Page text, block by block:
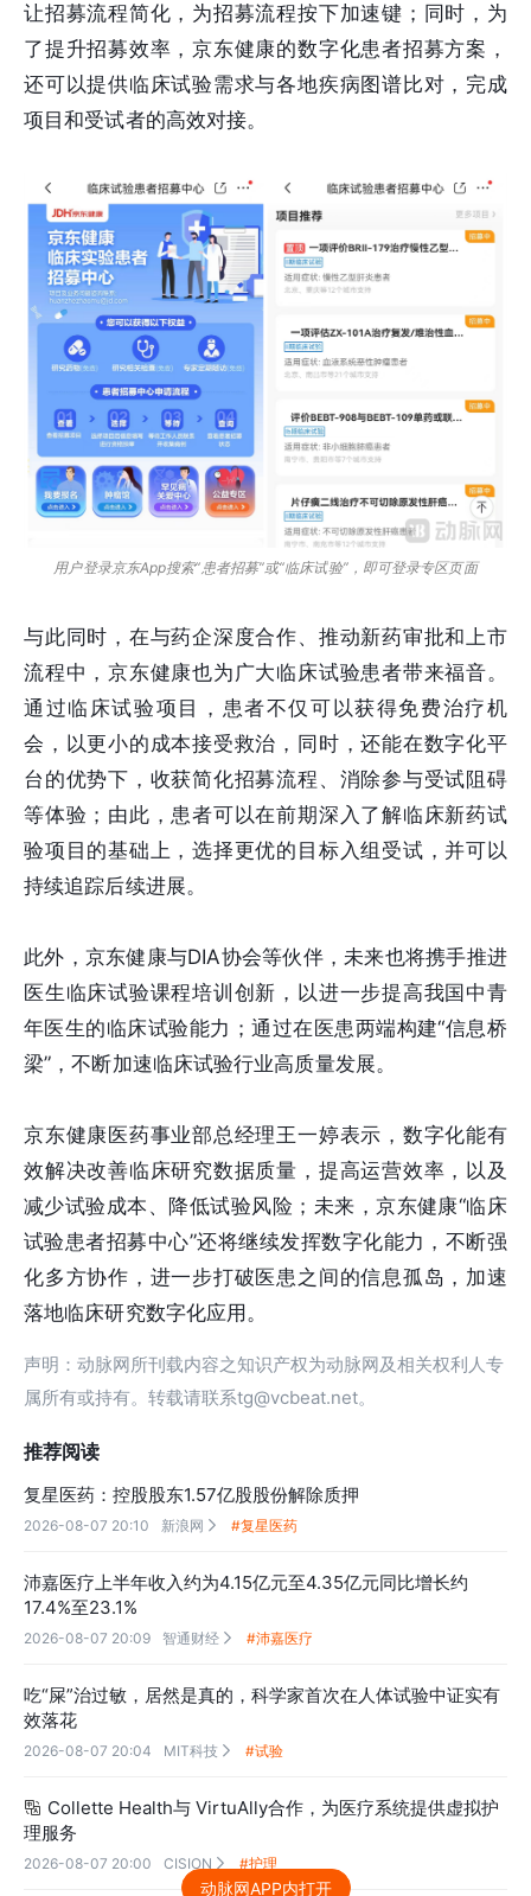
让招募流程简化，为招募流程按下加速键；同时，为
了提升招募效率，京东健康的数字化患者招募方案，
还可以提供临床试验需求与各地疾病图谱比对，完成
项目和受试者的高效对接。
用户登录京东App搜索“患者招募”或“临床试验”，即可登录专区页面
与此同时，在与药企深度合作、推动新药审批和上市
流程中，京东健康也为广大临床试验患者带来福音。
通过临床试验项目，患者不仅可以获得免费治疗机
会，以更小的成本接受救治，同时，还能在数字化平
台的优势下，收获简化招募流程、消除参与受试阻碍
等体验；由此，患者可以在前期深入了解临床新药试
验项目的基础上，选择更优的目标入组受试，并可以
持续追踪后续进展。
此外，京东健康与DIA协会等伙伴，未来也将携手推进
医生临床试验课程培训创新，以进一步提高我国中青
年医生的临床试验能力；通过在医患两端构建“信息桥
梁”，不断加速临床试验行业高质量发展。
京东健康医药事业部总经理王一婷表示，数字化能有
效解决改善临床研究数据质量，提高运营效率，以及
减少试验成本、降低试验风险；未来，京东健康“临床
试验患者招募中心”还将继续发挥数字化能力，不断强
化多方协作，进一步打破医患之间的信息孤岛，加速
落地临床研究数字化应用。
声明：动脉网所刊载内容之知识产权为动脉网及相关权利人专
属所有或持有。转载请联系tg@vcbeat.net。
推荐阅读
复星医药：控股股东1.57亿股股份解除质押
2026-08-07 20:10 新浪网  #复星医药
沛嘉医疗上半年收入约为4.15亿元至4.35亿元同比增长约
17.4%至23.1%
2026-08-07 20:09 智通财经  #沛嘉医疗
吃“屎”治过敏，居然是真的，科学家首次在人体试验中证实有
效落花
2026-08-07 20:04 MIT科技  #试验
 Collette Health与 VirtuAlly合作，为医疗系统提供虚拟护
理服务
2026-08-07 20:00 CISION  #护理
动脉网APP内打开